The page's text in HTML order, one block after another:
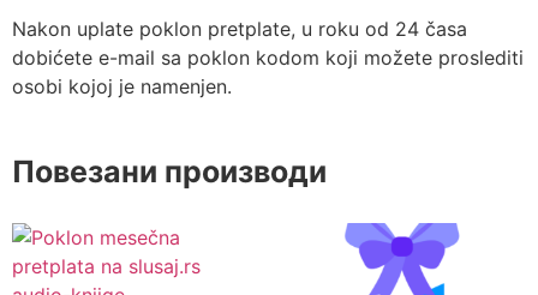
Nakon uplate poklon pretplate, u roku od 24 časa
dobićete e-mail sa poklon kodom koji možete proslediti
osobi kojoj je namenjen.
Повезани производи